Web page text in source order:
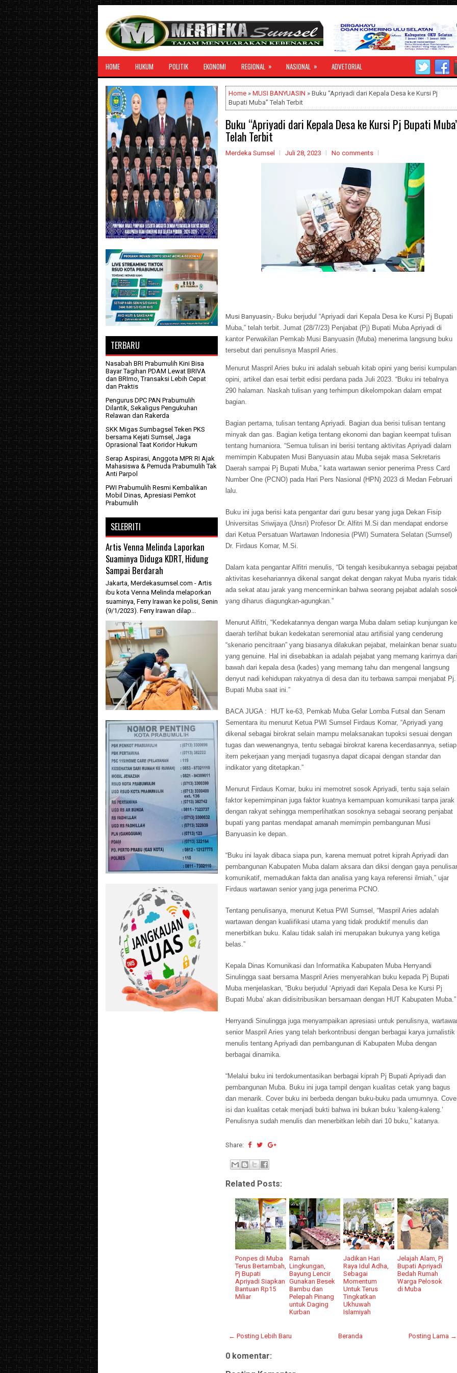
HOME HUKUM POLITIK EKONOMI REGIONAL » NASIONAL » ADVETORIAL
Home » MUSI BANYUASIN » Buku “Apriyadi dari Kepala Desa ke Kursi Pj
Bupati Muba” Telah Terbit
Buku “Apriyadi dari Kepala Desa ke Kursi Pj Bupati
Telah Terbit
Merdeka Sumsel Juli 28, 2023 No comments
Musi Banyuasin,- Buku berjudul “Apriyadi dari Kepala Desa ke Kursi Pj Bupati
Muba,” telah terbit. Jumat (28/7/23) Penjabat (Pj) Bupati Muba Apriyadi di
kantor Perwakilan Pemkab Musi Banyuasin (Muba) menerima langsung buku
tersebut dari penulisnya Maspril Aries.
Menurut Maspril Aries buku ini adalah sebuah kitab opini yang berisi kumpulan
opini, artikel dan esai terbit edisi perdana pada Juli 2023. “Buku ini tebalnya
290 halaman. Naskah tulisan yang terhimpun dikelompokan dalam empat
bagian.
Bagian pertama, tulisan tentang Apriyadi. Bagian dua berisi tulisan tentang
minyak dan gas. Bagian ketiga tentang ekonomi dan bagian keempat tulisan
tentang humaniora. “Semua tulisan ini berisi tentang aktivitas Apriyadi dalam
memimpin Kabupaten Musi Banyuasin atau Muba sejak masa Sekretaris
Daerah sampai Pj Bupati Muba,” kata wartawan senior penerima Press Card
Number One (PCNO) pada Hari Pers Nasional (HPN) 2023 di Medan Februari
lalu.
Buku ini juga berisi kata pengantar dari guru besar yang juga Dekan Fisip
Universitas Sriwijaya (Unsri) Profesor Dr. Alfitri M.Si dan mendapat endorse
dari Ketua Persatuan Wartawan Indonesia (PWI) Sumatera Selatan (Sumsel)
Dr. Firdaus Komar, M.Si.
Dalam kata pengantar Alfitri menulis, “Di tengah kesibukannya sebagai
aktivitas kesehariannya dikenal sangat dekat dengan rakyat Muba nyaris tidak
ada sekat atau jarak yang mencerminkan bahwa seorang pejabat adalah
yang diharus diagungkan-agungkan.”
Menurut Alfitri, “Kedekatannya dengan warga Muba dalam setiap kunjungan ke
daerah terlihat bukan kedekatan seremonial atau artifisial yang cenderung
“skenario pencitraan” yang biasanya dilakukan pejabat, melainkan benar suatu
yang genuine. Hal ini disebabkan ia adalah pejabat yang memang karirnya dari
bawah dari kepala desa (kades) yang memang tahu dan mengenal langsung
denyut nadi kehidupan rakyatnya di desa dan itu terbawa sampai menjabat Pj.
Bupati Muba saat ini.”
BACA JUGA :
HUT ke-63, Pemkab Muba Gelar Lomba Futsal dan Senam
Sementara itu menurut Ketua PWI Sumsel Firdaus Komar, “Apriyadi yang
dikenal sebagai birokrat selain mampu melaksanakan tupoksi sesuai dengan
tugas dan wewenangnya, tentu sebagai birokrat karena kecerdasannya, setiap
item pekerjaan yang menjadi tugasnya dapat dicapai dengan standar dan
indikator yang ditetapkan.”
Menurut Firdaus Komar, buku ini memotret sosok Apriyadi, tentu saja selain
faktor kepemimpinan juga faktor kuatnya kemampuan komunikasi tanpa jarak
dengan rakyat sehingga memperlihatkan sosoknya sebagai seorang penjabat
bupati yang pantas mendapat amanah memimpin pembangunan Musi
Banyuasin ke depan.
“Buku ini layak dibaca siapa pun, karena memuat potret kiprah Apriyadi dan
pembangunan Kabupaten Muba dalam aksara dan diksi dengan gaya
komunikatif, memadukan fakta dan analisa yang kaya referensi ilmiah,” ujar
Firdaus wartawan senior yang juga penerima PCNO.
Tentang penulisanya, menurut Ketua PWI Sumsel, “Maspril Aries adalah
wartawan dengan kualiifikasi utama yang tidak produktif menulis dan
menerbitkan buku. Kalau tidak salah ini merupakan bukunya yang ketiga
belas.”
Kepala Dinas Komunikasi dan Informatika Kabupaten Muba Herryandi
Sinulingga saat bersama Maspril Aries menyerahkan buku kepada Pj Bupati
Muba menjelaskan, “Buku berjudul ‘Apriyadi dari Kepala Desa ke Kursi Pj
Bupati Muba’ akan didisitribusikan bersamaan dengan HUT Kabupaten Muba.”
Herryandi Sinulingga juga menyampaikan apresiasi untuk penulisnya,
senior Maspril Aries yang telah berkontribusi dengan berbagai karya jurnalistik
menulis tentang Apriyadi dan pembangunan di Kabupaten Muba dengan
berbagai dinamika.
“Melalui buku ini terdokumentasikan berbagai kiprah Pj Bupati Apriyadi dan
pembangunan Muba. Buku ini juga tampil dengan kualitas cetak yang bagus
dan menarik. Cover buku ini berbeda dengan buku-buku pada umumnya.
isi dan kualitas cetak menjadi bukti bahwa ini bukan buku ‘kaleng-kaleng.’
Penulisnya sudah menulis dan menerbitkan lebih dari 10 buku,” katanya.
Share:
Related Posts:
Ponpes di Muba
Terus Bertambah,
Pj Bupati
Apriyadi Siapkan
Bantuan Rp15
Miliar
Ramah
Lingkungan,
Bayung Lencir
Gunakan Besek
Bambu dan
Pelepah Pinang
untuk Daging
Kurban
Jadikan Hari
Raya Idul Adha,
Sebagai
Momentum
Untuk Terus
Tingkatkan
Ukhuwah
Islamiyah
Jelajah Alam, Pj
Bupati Apriyadi
Bedah Rumah
Warga Pelosok
di Muba
← Posting Lebih Baru Posting Lama →
Beranda
0 komentar:
TERBARU
Nasabah BRI Prabumulih Kini Bisa
Bayar Tagihan PDAM Lewat BRIVA
dan BRImo, Transaksi Lebih Cepat
dan Praktis
Pengurus DPC PAN Prabumulih
Dilantik, Sekaligus Pengukuhan
Relawan dan Rakerda
SKK Migas Sumbagsel Teken PKS
bersama Kejati Sumsel, Jaga
Oprasional Taat Koridor Hukum
Serap Aspirasi, Anggota MPR RI Ajak
Mahasiswa & Pemuda Prabumulih Tak
Anti Parpol
PWI Prabumulih Resmi Kembalikan
Mobil Dinas, Apresiasi Pemkot
Prabumulih
SELEBRITI
Artis Venna Melinda Laporkan
Suaminya Diduga KDRT, Hidung
Sampai Berdarah
Jakarta, Merdekasumsel.com - Artis
ibu kota Venna Melinda melaporkan
suaminya, Ferry Irawan ke polisi, Senin
(9/1/2023). Ferry Irawan dilap...